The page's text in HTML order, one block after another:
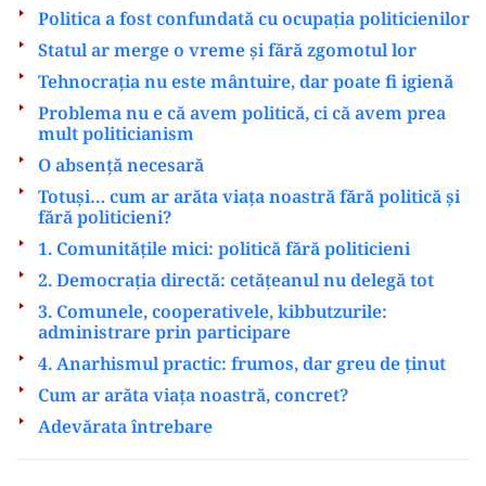
Politica a fost confundată cu ocupația politicienilor
Statul ar merge o vreme și fără zgomotul lor
Tehnocrația nu este mântuire, dar poate fi igienă
Problema nu e că avem politică, ci că avem prea
mult politicianism
O absență necesară
Totuși… cum ar arăta viața noastră fără politică și
fără politicieni?
1. Comunitățile mici: politică fără politicieni
2. Democrația directă: cetățeanul nu delegă tot
3. Comunele, cooperativele, kibbutzurile:
administrare prin participare
4. Anarhismul practic: frumos, dar greu de ținut
Cum ar arăta viața noastră, concret?
Adevărata întrebare